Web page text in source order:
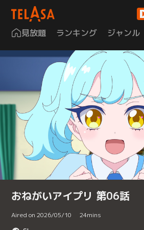
見放題 ランキング ジャンル
おねがいアイプリ 第06話
Aired on 2026/05/10 24mins